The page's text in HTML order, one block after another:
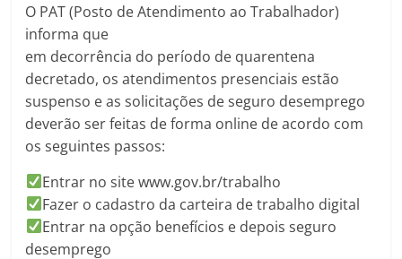
O PAT (Posto de Atendimento ao Trabalhador)
informa que
em decorrência do período de quarentena
decretado, os atendimentos presenciais estão
suspenso e as solicitações de seguro desemprego
deverão ser feitas de forma online de acordo com
os seguintes passos:
Entrar no site www.gov.br/trabalho
Fazer o cadastro da carteira de trabalho digital
Entrar na opção benefícios e depois seguro
desemprego